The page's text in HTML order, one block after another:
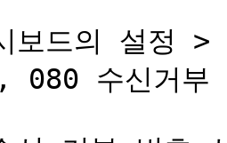
보드의 설정 >
080 수신거부